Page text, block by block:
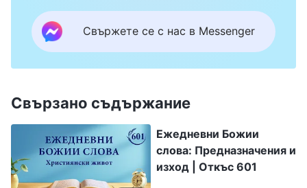
Свържете се с нас в Messenger
Свързано съдържание
Ежедневни Божии
слова: Предназначения и
изход | Откъс 601